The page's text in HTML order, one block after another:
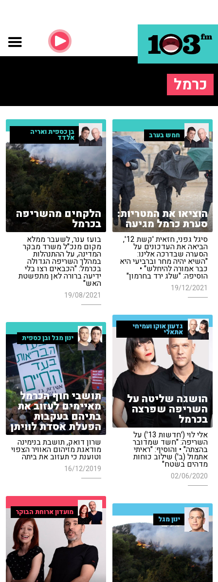
כרמל
חמש בערב
הוציאו את המטריות:
סערת כרמל מגיעה
סיגל גפני, חזאית 'קשת 12',
הביאה את העדכונים על
הסערה שבדרכה אלינו:
"השיא יהיה מחר וברביעי היא
כבר אמורה להיחלש" •
הוסיפה: "שלג ירד בחרמון"
19/12/2021
בן כספית ואריה
אלדד
הלקחים מהשריפה
בכרמל
בועז ענר, לשעבר ממלא
מקום מנכ"ל משרד מבקר
המדינה, על ההתנהלות
במהלך השריפה הגדולה
בכרמל: "הכבאים רצו בלי
ידיעה ברורה לאן מתפשטת
האש"
19/08/2021
גדעון אוקו ועמיחי
אתאלי
הושגה שליטה על
השריפה שפרצה
בכרמל
אלי לוי ('חדשות 13') על
השריפה: "חשד שמדובר
בהצתה" • והוסיף: "ראיתי
אתמול (ב') שילוב כוחות
מדהים בשטח"
02/06/2020
ינון מגל ובן כספית
תושבי חוף הכרמל
מאיימים לעזוב את
בתיהם בעקבות
הפעלת אסדת לוויתן
שרון דואק, תושבת בנימינה
מודאגת מזיהום האוויר הצפוי
וטוענת כי תעזוב את ביתה
16/12/2019
מועדון ארוחת הבוקר
ינון מגל